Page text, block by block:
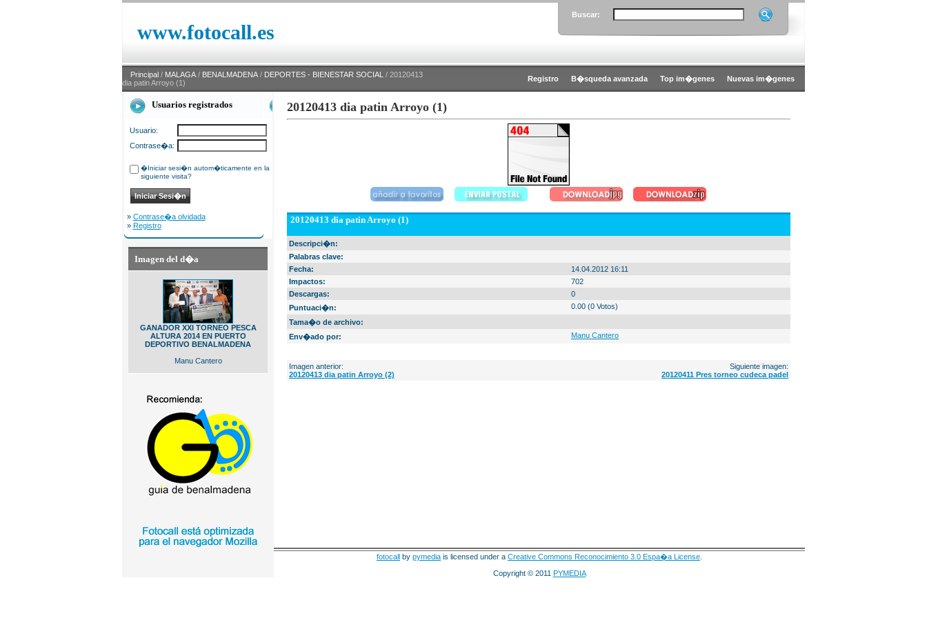
www.fotocall.es
Buscar:
Principal / MALAGA / BENALMADENA / DEPORTES - BIENESTAR SOCIAL / 20120413
dia patin Arroyo (1)
Registro B�squeda avanzada Top im�genes Nuevas im�genes
Usuarios registrados
Usuario:
Contrase�a:
�Iniciar sesi�n autom�ticamente en la
siguiente visita?
» Contrase�a olvidada
» Registro
Imagen del d�a
GANADOR XXI TORNEO PESCA
ALTURA 2014 EN PUERTO
DEPORTIVO BENALMADENA
Manu Cantero
20120413 dia patin Arroyo (1)
20120413 dia patin Arroyo (1)
Descripci�n:
Palabras clave:
Fecha:
14.04.2012 16:11
Impactos:
702
Descargas:
0
Puntuaci�n:
0.00 (0 Votos)
Tama�o de archivo:
Env�ado por:
Manu Cantero
Imagen anterior:
20120413 dia patin Arroyo (2)
Siguiente imagen:
20120411 Pres torneo cudeca padel
fotocall by pymedia is licensed under a Creative Commons Reconocimiento 3.0 Espa�a License
Copyright © 2011 PYMEDIA